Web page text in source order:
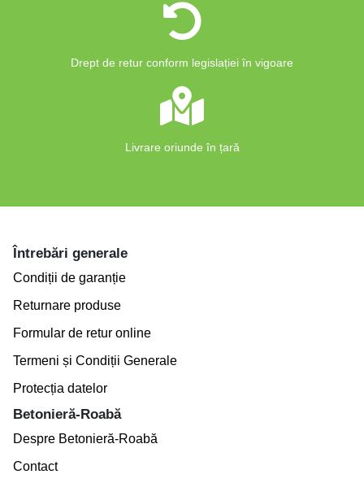
Drept de retur conform legislației în vigoare
Livrare oriunde în țară
Întrebări generale
Condiții de garanție
Returnare produse
Formular de retur online
Termeni și Condiții Generale
Protecția datelor
Betonieră-Roabă
Despre Betonieră-Roabă
Contact